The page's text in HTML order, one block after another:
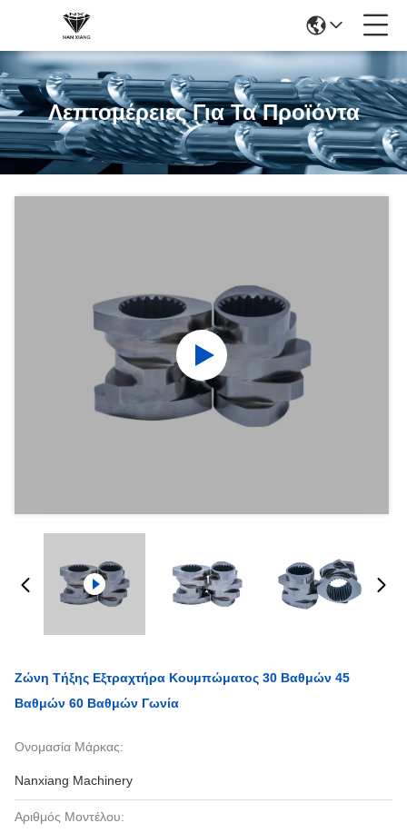
Λεπτομέρειες Για Τα Προϊόντα
Ζώνη Τήξης Εξτραχτήρα Κουμπώματος 30 Βαθμών 45
Βαθμών 60 Βαθμών Γωνία
Ονομασία Μάρκας:
Nanxiang Machinery
Αριθμός Μοντέλου: